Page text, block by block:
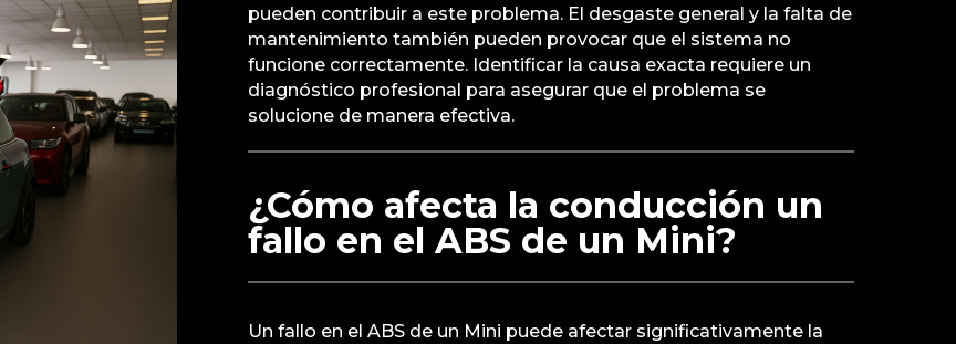
pueden contribuir a este problema. El desgaste general y la falta de
mantenimiento también pueden provocar que el sistema no
funcione correctamente. Identificar la causa exacta requiere un
diagnóstico profesional para asegurar que el problema se
solucione de manera efectiva.
¿Cómo afecta la conducción un
fallo en el ABS de un Mini?
Un fallo en el ABS de un Mini puede afectar significativamente la